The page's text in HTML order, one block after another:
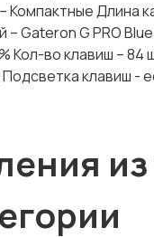
Длина
Gateron G PRO
Кол-во клавиш – 84
Подсветка клавиш -
из